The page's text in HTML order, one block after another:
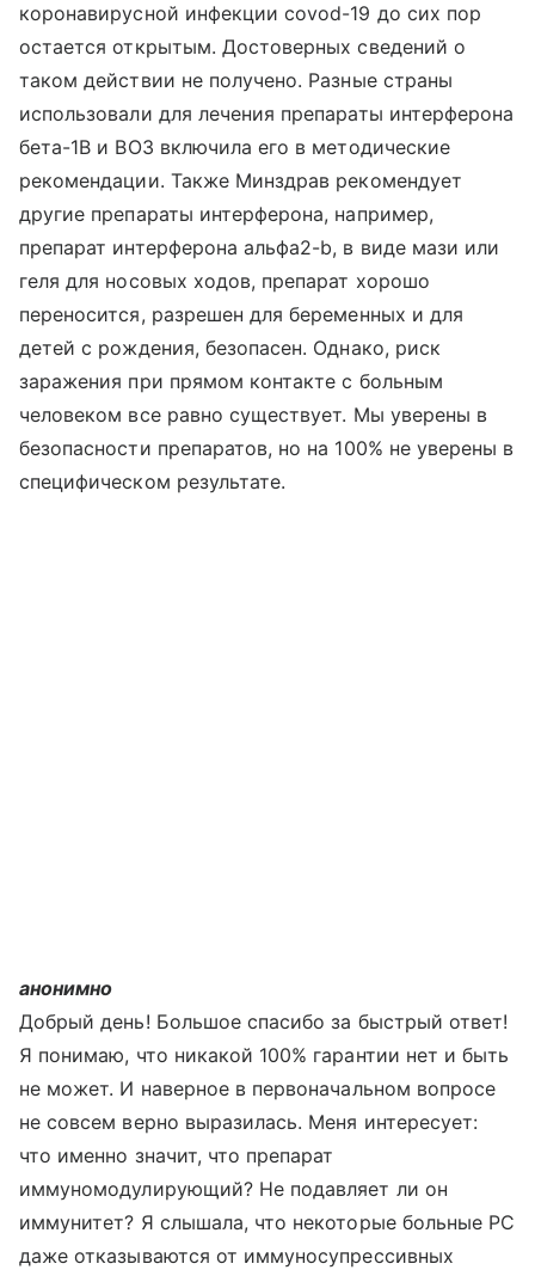
коронавирусной инфекции covod-19 до сих пор
остается открытым. Достоверных сведений о
таком действии не получено. Разные страны
использовали для лечения препараты интерферона
бета-1B и ВОЗ включила его в методические
рекомендации. Также Минздрав рекомендует
другие препараты интерферона, например,
препарат интерферона альфа2-b, в виде мази или
геля для носовых ходов, препарат хорошо
переносится, разрешен для беременных и для
детей с рождения, безопасен. Однако, риск
заражения при прямом контакте с больным
человеком все равно существует. Мы уверены в
безопасности препаратов, но на 100% не уверены в
специфическом результате.
анонимно
Добрый день! Большое спасибо за быстрый ответ!
Я понимаю, что никакой 100% гарантии нет и быть
не может. И наверное в первоначальном вопросе
не совсем верно выразилась. Меня интересует:
что именно значит, что препарат
иммуномодулирующий? Не подавляет ли он
иммунитет? Я слышала, что некоторые больные РС
даже отказываются от иммуносупрессивных